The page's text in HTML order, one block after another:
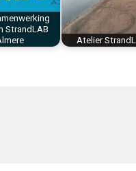
StrandLAB
Atelier